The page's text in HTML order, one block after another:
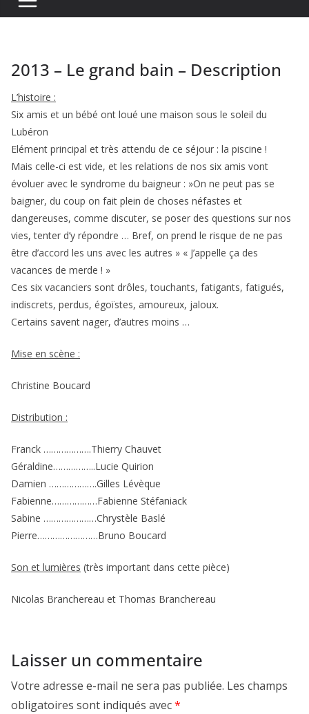
2013 – Le grand bain – Description
L’histoire :
Six amis et un bébé ont loué une maison sous le soleil du
Lubéron
Elément principal et très attendu de ce séjour : la piscine !
Mais celle-ci est vide, et les relations de nos six amis vont
évoluer avec le syndrome du baigneur : »On ne peut pas se
baigner, du coup on fait plein de choses néfastes et
dangereuses, comme discuter, se poser des questions sur nos
vies, tenter d’y répondre … Bref, on prend le risque de ne pas
être d’accord les uns avec les autres » « J’appelle ça des
vacances de merde ! »
Ces six vacanciers sont drôles, touchants, fatigants, fatigués,
indiscrets, perdus, égoïstes, amoureux, jaloux.
Certains savent nager, d’autres moins …
Mise en scène :
Christine Boucard
Distribution :
Franck ……………….Thierry Chauvet
Géraldine……………..Lucie Quirion
Damien ……………….Gilles Lévèque
Fabienne………………Fabienne Stéfaniack
Sabine …………………Chrystèle Baslé
Pierre……………………Bruno Boucard
Son et lumières (très important dans cette pièce)
Nicolas Branchereau et Thomas Branchereau
Laisser un commentaire
Votre adresse e-mail ne sera pas publiée. Les champs
obligatoires sont indiqués avec*